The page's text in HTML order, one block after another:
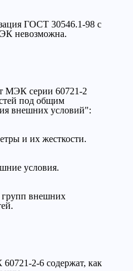
ГОСТ 30546.1-98 с
невозможна.
МЭК серии 60721-2
под общим
внешних условий":
и их жесткости.
условия.
групп внешних
2-6 содержат, как